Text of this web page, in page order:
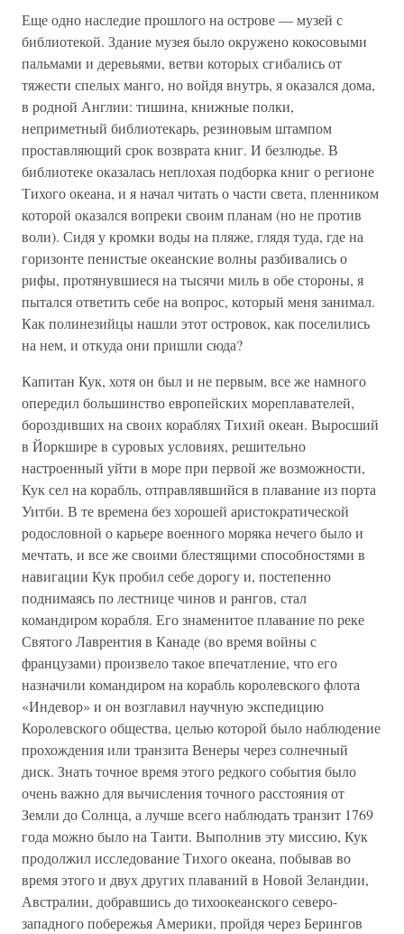
Еще одно наследие прошлого на острове — музей с
библиотекой. Здание музея было окружено кокосовыми
пальмами и деревьями, ветви которых сгибались от
тяжести спелых манго, но войдя внутрь, я оказался дома,
в родной Англии: тишина, книжные полки,
неприметный библиотекарь, резиновым штампом
проставляющий срок возврата книг. И безлюдье. В
библиотеке оказалась неплохая подборка книг о регионе
Тихого океана, и я начал читать о части света, пленником
которой оказался вопреки своим планам (но не против
воли). Сидя у кромки воды на пляже, глядя туда, где на
горизонте пенистые океанские волны разбивались о
рифы, протянувшиеся на тысячи миль в обе стороны, я
пытался ответить себе на вопрос, который меня занимал.
Как полинезийцы нашли этот островок, как поселились
на нем, и откуда они пришли сюда?
Капитан Кук, хотя он был и не первым, все же намного
опередил большинство европейских мореплавателей,
бороздивших на своих кораблях Тихий океан. Выросший
в Йоркшире в суровых условиях, решительно
настроенный уйти в море при первой же возможности,
Кук сел на корабль, отправлявшийся в плавание из порта
Уитби. В те времена без хорошей аристократической
родословной о карьере военного моряка нечего было и
мечтать, и все же своими блестящими способностями в
навигации Кук пробил себе дорогу и, постепенно
поднимаясь по лестнице чинов и рангов, стал
командиром корабля. Его знаменитое плавание по реке
Святого Лаврентия в Канаде (во время войны с
французами) произвело такое впечатление, что его
назначили командиром на корабль королевского флота
«Индевор» и он возглавил научную экспедицию
Королевского общества, целью которой было наблюдение
прохождения или транзита Венеры через солнечный
диск. Знать точное время этого редкого события было
очень важно для вычисления точного расстояния от
Земли до Солнца, а лучше всего наблюдать транзит 1769
года можно было на Таити. Выполнив эту миссию, Кук
продолжил исследование Тихого океана, побывав во
время этого и двух других плаваний в Новой Зеландии,
Австралии, добравшись до тихоокеанского северо-
западного побережья Америки, пройдя через Берингов